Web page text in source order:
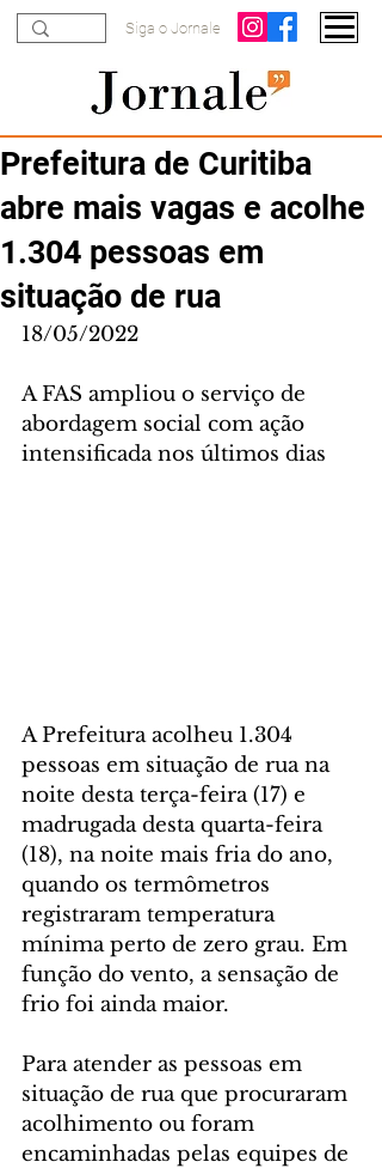
Siga o Jornale
Prefeitura de Curitiba
abre mais vagas e acolhe
1.304 pessoas em
situação de rua
18/05/2022
A FAS ampliou o serviço de
abordagem social com ação
intensificada nos últimos dias
A Prefeitura acolheu 1.304
pessoas em situação de rua na
noite desta terça-feira (17) e
madrugada desta quarta-feira
(18), na noite mais fria do ano,
quando os termômetros
registraram temperatura
mínima perto de zero grau. Em
função do vento, a sensação de
frio foi ainda maior.
Para atender as pessoas em
situação de rua que procuraram
acolhimento ou foram
encaminhadas pelas equipes de